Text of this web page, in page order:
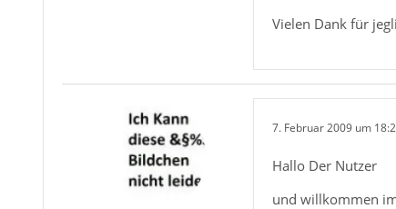
Vielen Dank für
7. Februar 2009 um
Hallo Der Nutzer
und willkommen